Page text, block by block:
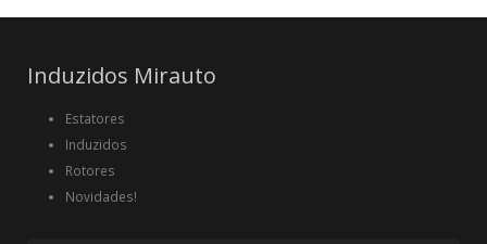
Induzidos Mirauto
Estatores
Induzidos
Rotores
Novidades!